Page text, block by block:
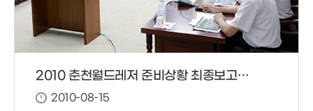
2010 춘천월드레저 준비상황 최종보고회 개최!
2010-08-15